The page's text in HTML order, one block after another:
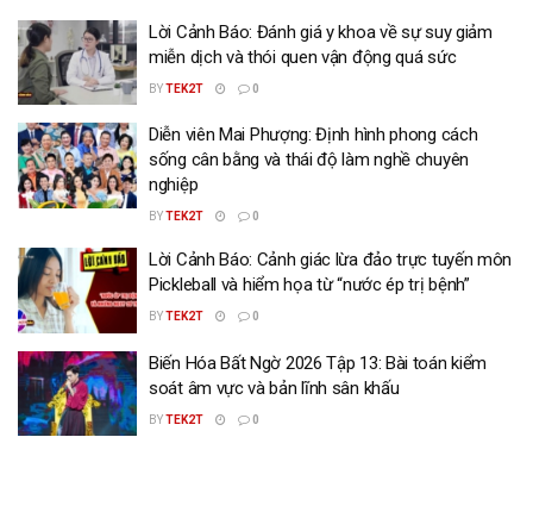
Lời Cảnh Báo: Đánh giá y khoa về sự suy giảm
miễn dịch và thói quen vận động quá sức
BYTEK2T 0
Diễn viên Mai Phượng: Định hình phong cách
sống cân bằng và thái độ làm nghề chuyên
nghiệp
BYTEK2T 0
Lời Cảnh Báo: Cảnh giác lừa đảo trực tuyến môn
Pickleball và hiểm họa từ “nước ép trị bệnh”
BYTEK2T 0
Biến Hóa Bất Ngờ 2026 Tập 13: Bài toán kiểm
soát âm vực và bản lĩnh sân khấu
BYTEK2T 0